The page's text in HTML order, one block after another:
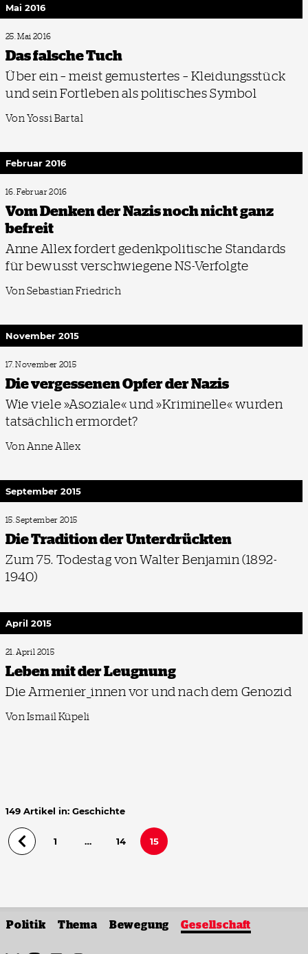
Mai 2016
25. Mai 2016
Das falsche Tuch
Über ein – meist gemustertes – Kleidungsstück
und sein Fortleben als politisches Symbol
Von Yossi Bartal
Februar 2016
16. Februar 2016
Vom Denken der Nazis noch nicht ganz
befreit
Anne Allex fordert gedenkpolitische Standards
für bewusst verschwiegene NS-Verfolgte
Von Sebastian Friedrich
November 2015
17. November 2015
Die vergessenen Opfer der Nazis
Wie viele »Asoziale« und »Kriminelle« wurden
tatsächlich ermordet?
Von Anne Allex
September 2015
15. September 2015
Die Tradition der Unterdrückten
Zum 75. Todestag von Walter Benjamin (1892-
1940)
April 2015
21. April 2015
Leben mit der Leugnung
Die Armenier_innen vor und nach dem Genozid
Von Ismail Küpeli
149 Artikel in: Geschichte
1 … 14 15
Politik Thema Bewegung Gesellschaft